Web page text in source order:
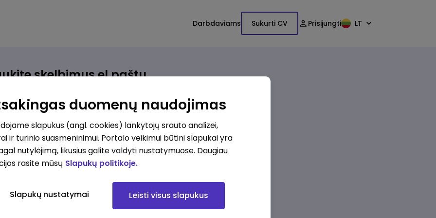
Darbdaviams Sukurti CV Prisijungti LT
skelbimus el.paštu
atsiras, iš karto gausite jį el. paštu.
ieškote darbo?*
Pridėti naują
Kokios srities darbo pasiūlymai jus domina?
Pridėti naują
duomenų naudojimas
slapukus (angl. cookies) lankytojų srauto analizei,
ir turinio suasmeninimui. Portalo veikimui būtini slapukai yra
nutylėjimą, likusius galite valdyti nustatymuose. Daugiau
rasite mūsų Slapukų politikoje.
Slapukų nustatymai Leisti visus slapukus